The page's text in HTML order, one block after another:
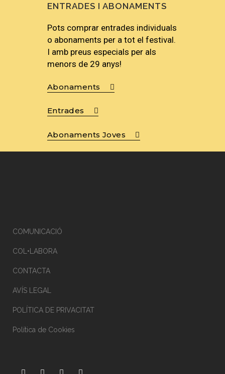
ENTRADES I ABONAMENTS
Pots comprar entrades individuals
o abonaments per a tot el festival.
I amb preus especials per als
menors de 29 anys!
Abonaments
Entrades
Abonaments Joves
COMUNICACIÓ
COL•LABORA
CONTACTA
AVÍS LEGAL
POLÍTICA DE PRIVACITAT
Política de Cookies